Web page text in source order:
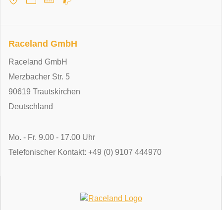
Raceland GmbH
Raceland GmbH
Merzbacher Str. 5
90619 Trautskirchen
Deutschland
Mo. - Fr. 9.00 - 17.00 Uhr
Telefonischer Kontakt: +49 (0) 9107 444970